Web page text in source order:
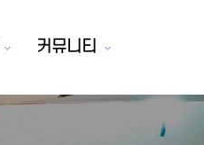
커뮤니티